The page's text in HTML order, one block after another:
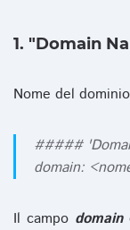
1. "Domain
Nome del
#####
domain:
Il campo domain